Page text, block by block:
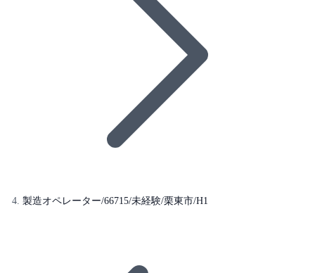
製造オペレーター/66715/未経験/栗東市/H1